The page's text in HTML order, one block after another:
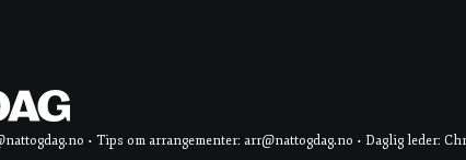
• Tips om arrangementer: arr@nattogdag.no • Daglig leder: